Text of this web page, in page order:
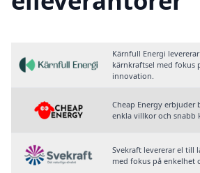
Kärnfull Energi
kärnkraftsel med fokus
innovation.
Cheap Energy erbjuder
enkla villkor och snabb
Svekraft levererar el till
med fokus på enkelhet